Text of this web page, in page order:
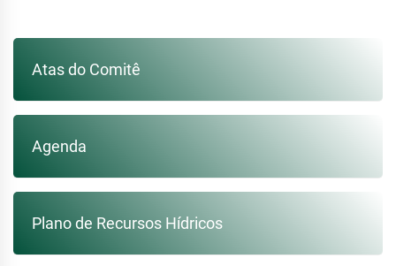
Atas do Comitê
Agenda
Plano de Recursos Hídricos